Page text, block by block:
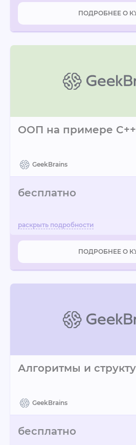
ПОДРОБНЕЕ О
ООП на примере C++
GeekBrains
бесплатно
ПОДРОБНЕЕ О
Алгоритмы и
GeekBrains
бесплатно